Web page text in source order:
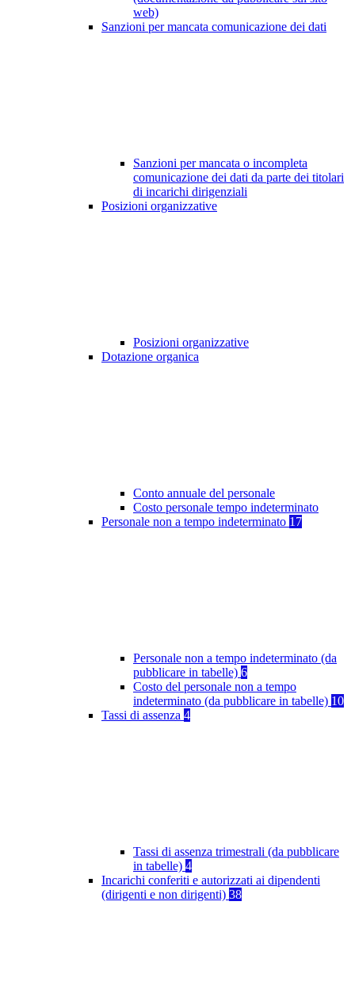
web)
Sanzioni per mancata comunicazione dei dati
Sanzioni per mancata o incompleta
comunicazione dei dati da parte dei titolari
di incarichi dirigenziali
Posizioni organizzative
Posizioni organizzative
Dotazione organica
Conto annuale del personale
Costo personale tempo indeterminato
Personale non a tempo indeterminato 17
Personale non a tempo indeterminato (da
pubblicare in tabelle) 6
Costo del personale non a tempo
indeterminato (da pubblicare in tabelle) 10
Tassi di assenza 4
Tassi di assenza trimestrali (da pubblicare
in tabelle) 4
Incarichi conferiti e autorizzati ai dipendenti
(dirigenti e non dirigenti) 38